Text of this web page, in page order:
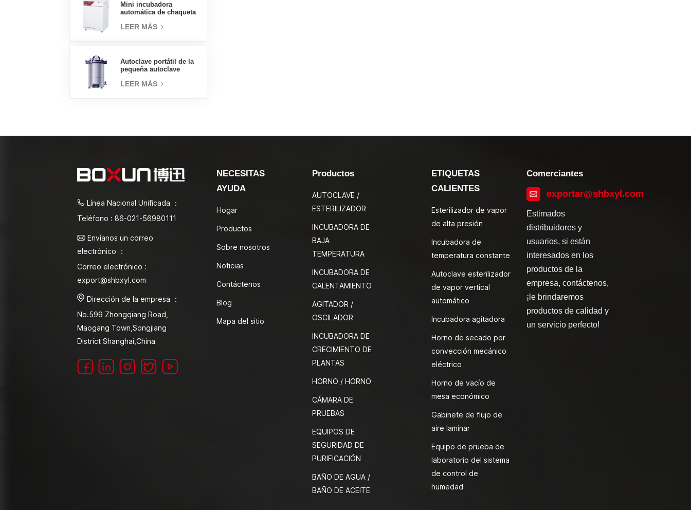
Mini incubadora
automática de chaqueta
laboratorio, tipo
LEER MÁS
Autoclave portátil de la
pequeña autoclave
de vapor 18L
LEER MÁS
Línea Nacional Unificada ：
Teléfono : 86-021-56980111
Envíanos un correo
electrónico ：
Correo electrónico :
export@shbxyl.com
Dirección de la empresa ：
No.599 Zhongqiang Road,
Maogang Town,Songjiang
District Shanghai,China
NECESITAS
AYUDA
Hogar
Productos
Sobre nosotros
Noticias
Contáctenos
Blog
Mapa del sitio
Productos
AUTOCLAVE /
ESTERILIZADOR
INCUBADORA DE
BAJA
TEMPERATURA
INCUBADORA DE
CALENTAMIENTO
AGITADOR /
OSCILADOR
INCUBADORA DE
CRECIMIENTO DE
PLANTAS
HORNO / HORNO
CÁMARA DE
PRUEBAS
EQUIPOS DE
SEGURIDAD DE
PURIFICACIÓN
BAÑO DE AGUA /
BAÑO DE ACEITE
ETIQUETAS
CALIENTES
Esterilizador de vapor
de alta presión
Incubadora de
temperatura constante
Autoclave esterilizador
de vapor vertical
automático
Incubadora agitadora
Horno de secado por
convección mecánico
eléctrico
Horno de vacío de
mesa económico
Gabinete de flujo de
aire laminar
Equipo de prueba de
laboratorio del sistema
de control de
humedad
Comerciantes
exportar@shbxyl.com
Estimados
distribuidores y
usuarios, si están
interesados en los
productos de la
empresa, contáctenos,
¡le brindaremos
productos de calidad y
un servicio perfecto!